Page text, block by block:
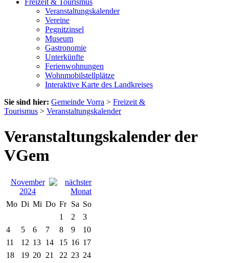
Freizeit & Tourismus
Veranstaltungskalender
Vereine
Pegnitzinsel
Museum
Gastronomie
Unterkünfte
Ferienwohnungen
Wohnmobilstellplätze
Interaktive Karte des Landkreises
Sie sind hier: Gemeinde Vorra > Freizeit &
Tourismus > Veranstaltungskalender
Veranstaltungskalender der
VGem
November
2024
Mo Di Mi Do Fr Sa So
1
2
3
4
5 6 7 8 9
10
11
12 13 14 15 16 17
18
19 20 21 22 23 24